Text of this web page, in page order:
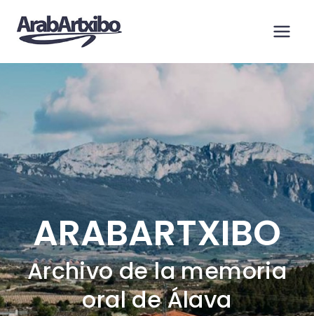
contenido
ARABARTXIBO
Archivo de la memoria
oral de Álava